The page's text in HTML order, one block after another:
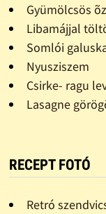
Gyümölcsös õz
Libamájjal
Somlói
Nyusziszem
Csirke- ragu
Lasagne
RECEPT FOTÓ
Retró